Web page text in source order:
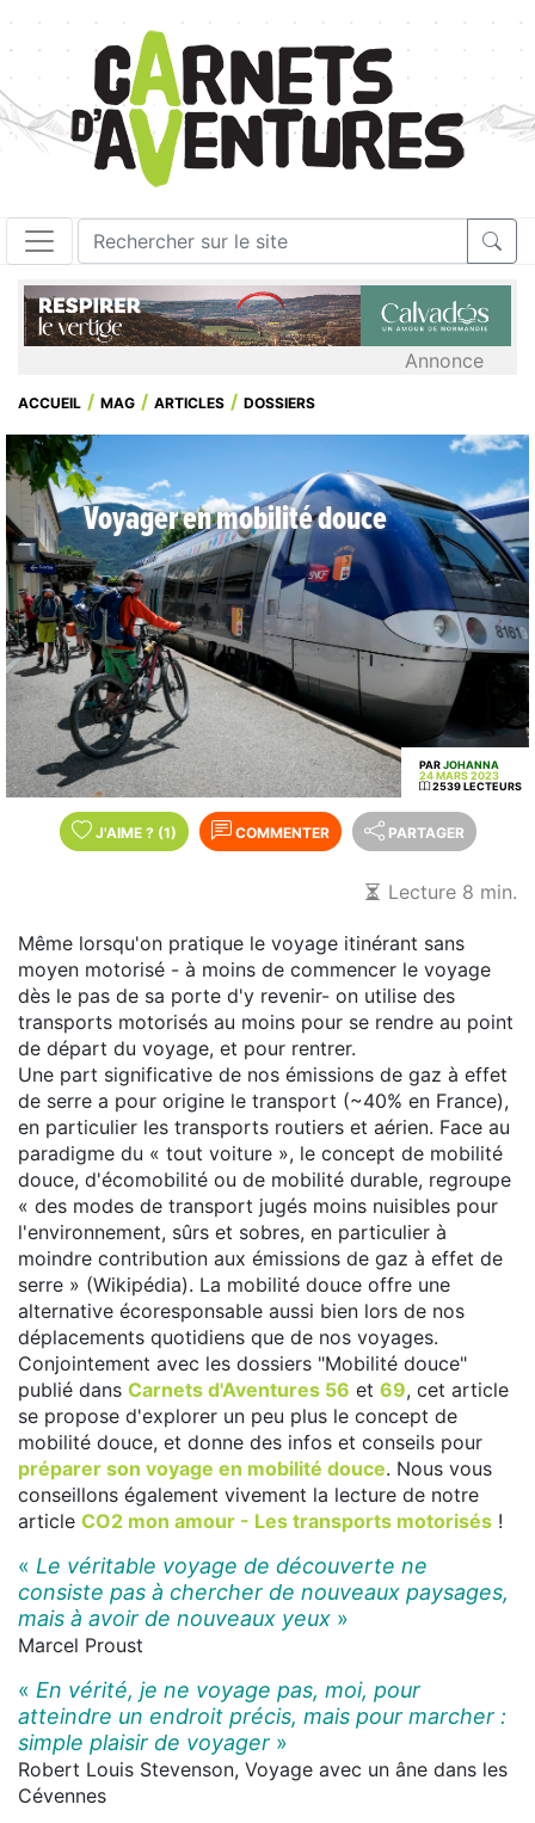
Annonce
ACCUEIL MAG ARTICLES DOSSIERS
Voyager en mobilité douce
PARJOHANNA
24 MARS 2023
2539 LECTEURS
J'AIME ? (1) COMMENTER PARTAGER
Lecture 8 min.
Même lorsqu'on pratique le voyage itinérant sans
moyen motorisé - à moins de commencer le voyage
dès le pas de sa porte d'y revenir- on utilise des
transports motorisés au moins pour se rendre au point
de départ du voyage, et pour rentrer.
Une part significative de nos émissions de gaz à effet
de serre a pour origine le transport (~40% en France),
en particulier les transports routiers et aérien. Face au
paradigme du « tout voiture », le concept de mobilité
douce, d'écomobilité ou de mobilité durable, regroupe
« des modes de transport jugés moins nuisibles pour
l'environnement, sûrs et sobres, en particulier à
moindre contribution aux émissions de gaz à effet de
serre » (Wikipédia). La mobilité douce offre une
alternative écoresponsable aussi bien lors de nos
déplacements quotidiens que de nos voyages.
Conjointement avec les dossiers "Mobilité douce"
publié dans Carnets d'Aventures 56 et 69, cet article
se propose d'explorer un peu plus le concept de
mobilité douce, et donne des infos et conseils pour
préparer son voyage en mobilité douce. Nous vous
conseillons également vivement la lecture de notre
article CO2 mon amour - Les transports motorisés !
« Le véritable voyage de découverte ne
consiste pas à chercher de nouveaux paysages,
mais à avoir de nouveaux yeux »
Marcel Proust
« En vérité, je ne voyage pas, moi, pour
atteindre un endroit précis, mais pour marcher :
simple plaisir de voyager »
Robert Louis Stevenson, Voyage avec un âne dans les
Cévennes